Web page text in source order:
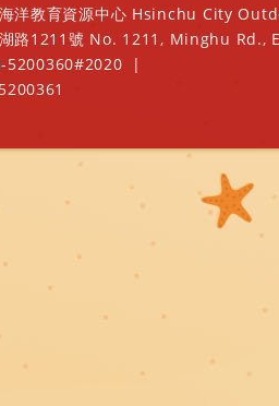
海洋教育資源中心 Hsinchu City
湖路1211號 No. 1211, Minghu
5200360#2020
|